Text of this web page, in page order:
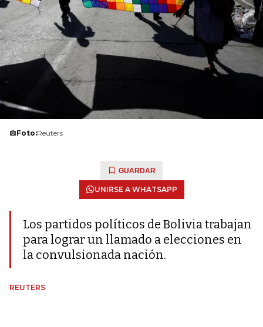
Foto:Reuters
GUARDAR
UNIRSE A WHATSAPP
Los partidos políticos de Bolivia trabajan
para lograr un llamado a elecciones en
la convulsionada nación.
REUTERS